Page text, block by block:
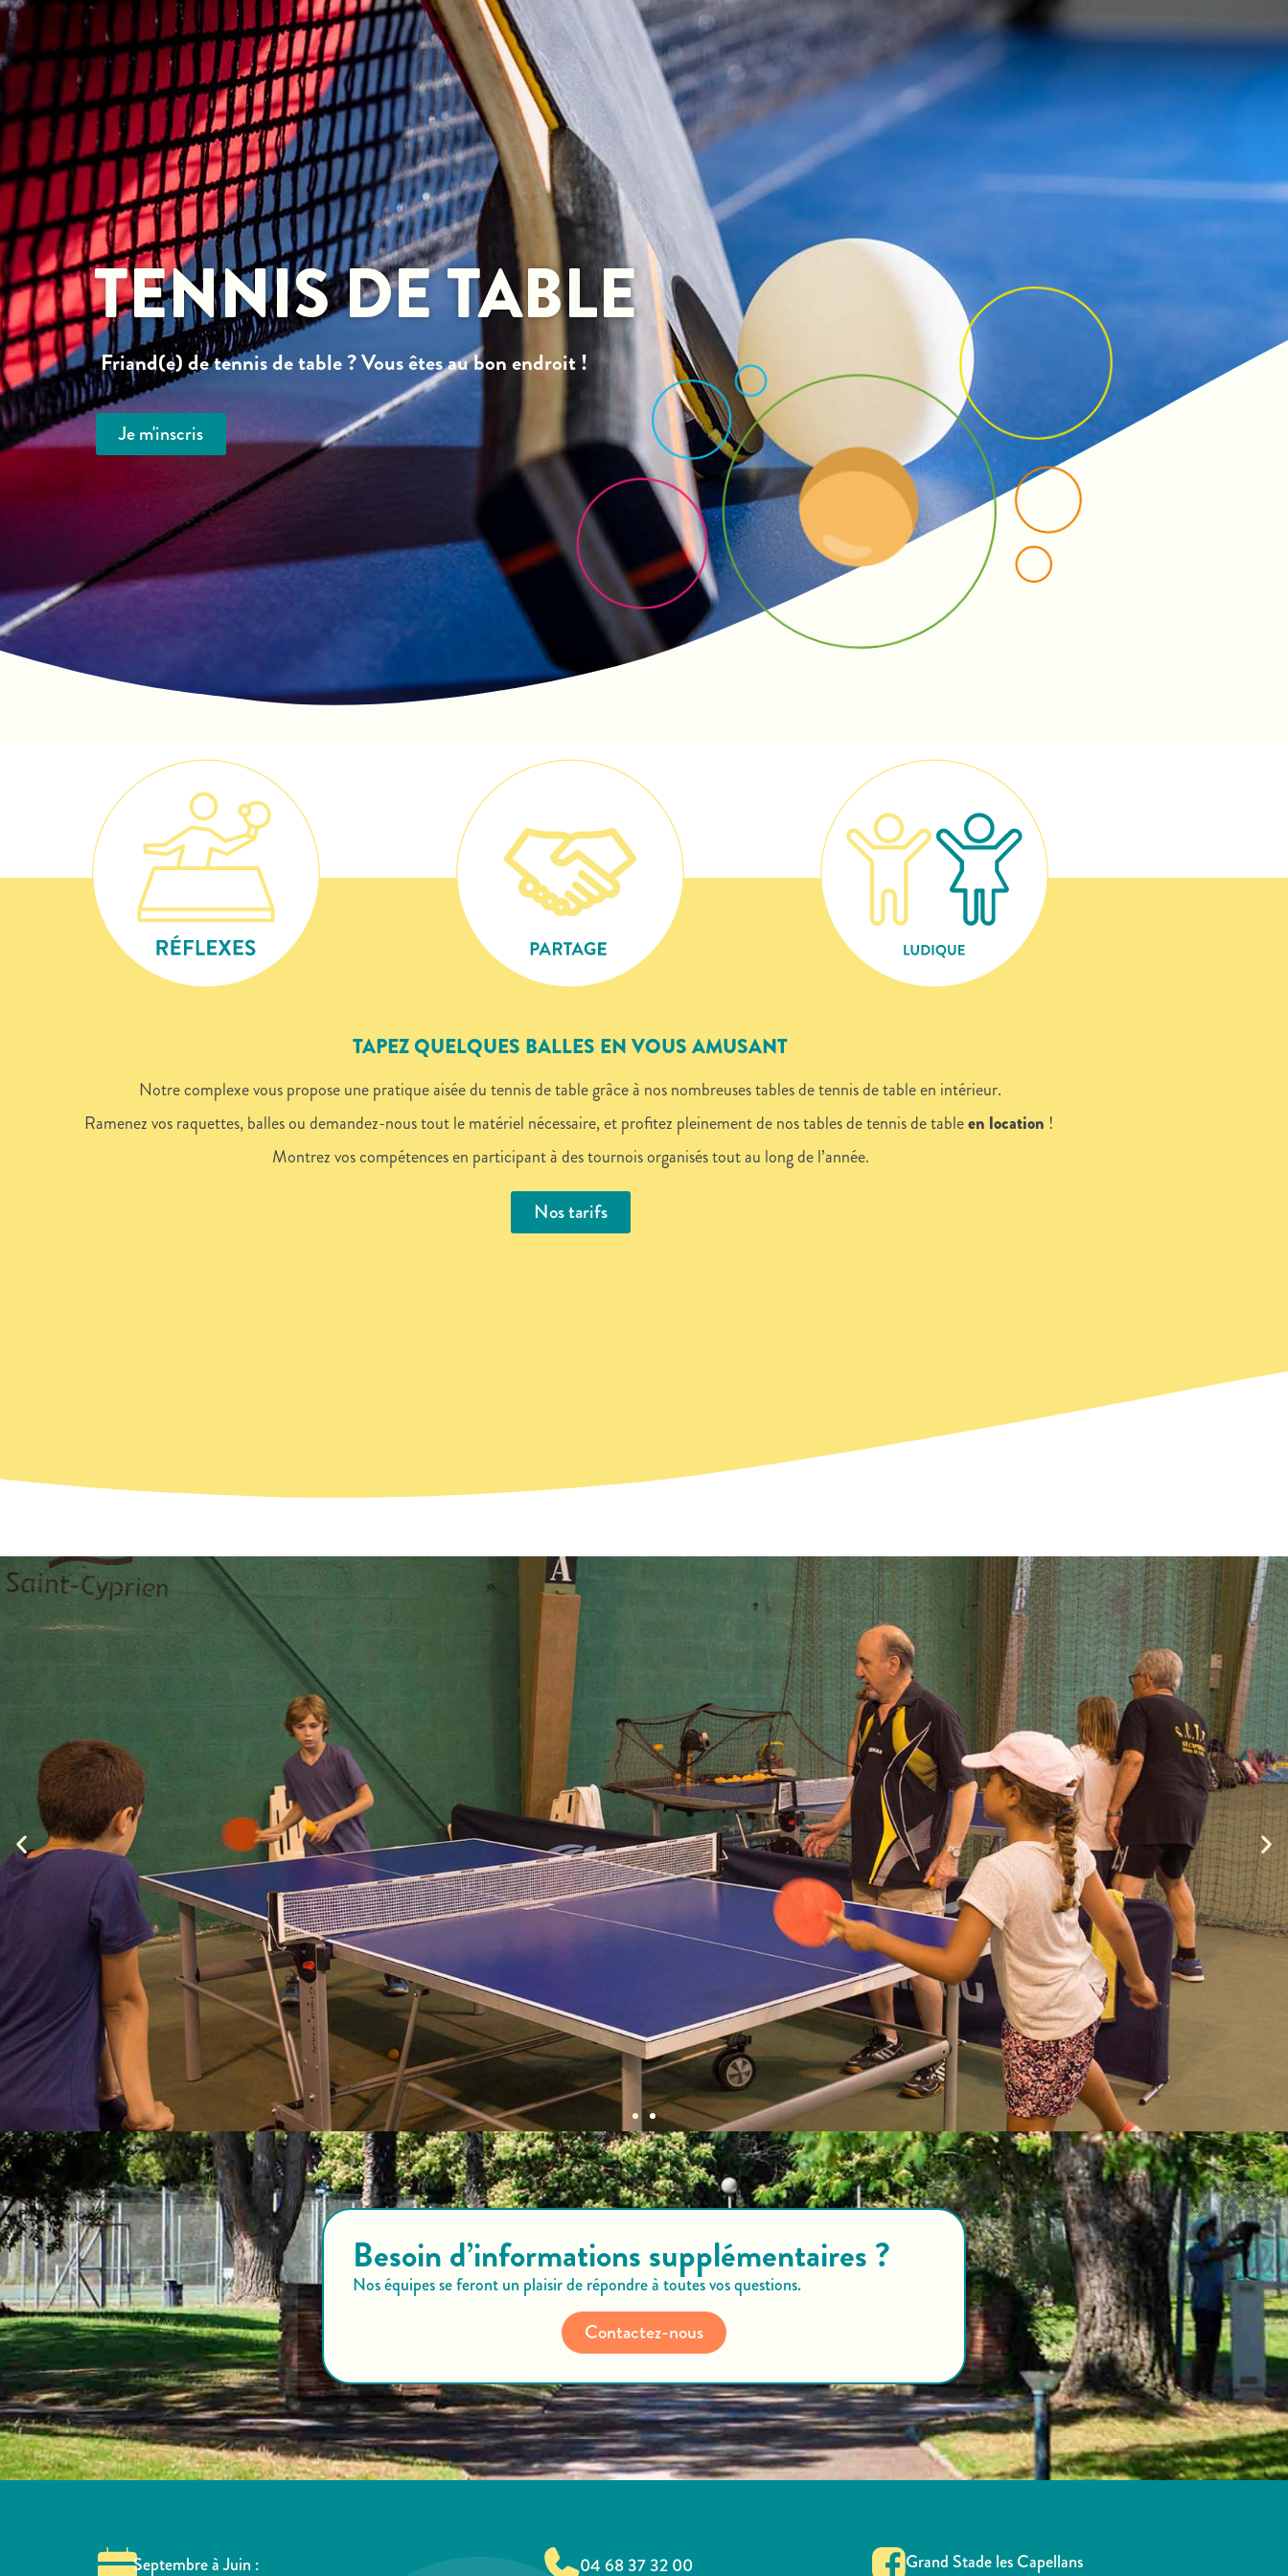
04 68 37 32 00 Menu
TENNIS DE TABLE
Friand(e) de tennis de table ? Vous êtes au bon endroit !
Je m'inscris
TAPEZ QUELQUES BALLES EN VOUS AMUSANT
Notre complexe vous propose une pratique aisée du tennis de table grâce à nos nombreuses tables de tennis de table en intérieur.
Ramenez vos raquettes, balles ou demandez-nous tout le matériel nécessaire, et profitez pleinement de nos tables de tennis de tableen location !
Montrez vos compétences en participant à des tournois organisés tout au longde l’année.
Nos tarifs
Besoin d’informations supplémentaires ?
Nos équipes se feront un plaisir de répondre à toutes vos questions.
Contactez-nous
Septembre à Juin : 04 68 37 32 00 Grand Stade les Capellans